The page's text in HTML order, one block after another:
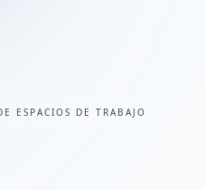
ESPACIOS DE TRABAJO